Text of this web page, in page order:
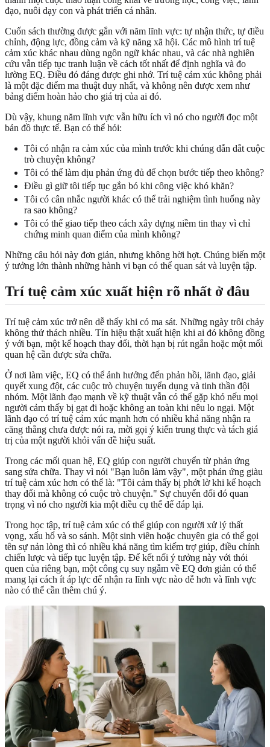
đạo, nuôi dạy con và phát triển cá nhân.
Cuốn sách thường được gắn với năm lĩnh vực: tự nhận thức, tự điều
chỉnh, động lực, đồng cảm và kỹ năng xã hội. Các mô hình trí tuệ
cảm xúc khác nhau dùng ngôn ngữ khác nhau, và các nhà nghiên
cứu vẫn tiếp tục tranh luận về cách tốt nhất để định nghĩa và đo
lường EQ. Điều đó đáng được ghi nhớ. Trí tuệ cảm xúc không phải
là một đặc điểm ma thuật duy nhất, và không nên được xem như
bảng điểm hoàn hảo cho giá trị của ai đó.
Dù vậy, khung năm lĩnh vực vẫn hữu ích vì nó cho người đọc một
bản đồ thực tế. Bạn có thể hỏi:
Tôi có nhận ra cảm xúc của mình trước khi chúng dẫn dắt cuộc
trò chuyện không?
Tôi có thể làm dịu phản ứng đủ để chọn bước tiếp theo không?
Điều gì giữ tôi tiếp tục gắn bó khi công việc khó khăn?
Tôi có cân nhắc người khác có thể trải nghiệm tình huống này
ra sao không?
Tôi có thể giao tiếp theo cách xây dựng niềm tin thay vì chỉ
chứng minh quan điểm của mình không?
Những câu hỏi này đơn giản, nhưng không hời hợt. Chúng biến một
ý tưởng lớn thành những hành vi bạn có thể quan sát và luyện tập.
Trí tuệ cảm xúc xuất hiện rõ nhất ở đâu
Trí tuệ cảm xúc trở nên dễ thấy khi có ma sát. Những ngày trôi chảy
không thử thách nhiều. Tín hiệu thật xuất hiện khi ai đó không đồng
ý với bạn, một kế hoạch thay đổi, thời hạn bị rút ngắn hoặc một mối
quan hệ cần được sửa chữa.
Ở nơi làm việc, EQ có thể ảnh hưởng đến phản hồi, lãnh đạo, giải
quyết xung đột, các cuộc trò chuyện tuyển dụng và tinh thần đội
nhóm. Một lãnh đạo mạnh về kỹ thuật vẫn có thể gặp khó nếu mọi
người cảm thấy bị gạt đi hoặc không an toàn khi nêu lo ngại. Một
lãnh đạo có trí tuệ cảm xúc mạnh hơn có nhiều khả năng nhận ra
căng thẳng chưa được nói ra, mời gọi ý kiến trung thực và tách giá
trị của một người khỏi vấn đề hiệu suất.
Trong các mối quan hệ, EQ giúp con người chuyển từ phản ứng
sang sửa chữa. Thay vì nói "Bạn luôn làm vậy", một phản ứng giàu
trí tuệ cảm xúc hơn có thể là: "Tôi cảm thấy bị phớt lờ khi kế hoạch
thay đổi mà không có cuộc trò chuyện." Sự chuyển đổi đó quan
trọng vì nó cho người kia một điều cụ thể để đáp lại.
Trong học tập, trí tuệ cảm xúc có thể giúp con người xử lý thất
vọng, xấu hổ và so sánh. Một sinh viên hoặc chuyên gia có thể gọi
tên sự nản lòng thì có nhiều khả năng tìm kiếm trợ giúp, điều chỉnh
chiến lược và tiếp tục luyện tập. Để kết nối ý tưởng này với thói
quen của riêng bạn, một công cụ suy ngẫm về EQ đơn giản có thể
mang lại cách ít áp lực để nhận ra lĩnh vực nào dễ hơn và lĩnh vực
nào có thể cần thêm chú ý.